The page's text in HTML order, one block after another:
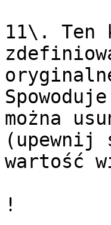
11\. Ten
można
(upewnij
wartość
!